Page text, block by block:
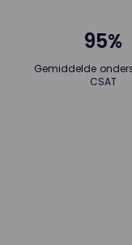
95%
Gemiddelde
CSAT